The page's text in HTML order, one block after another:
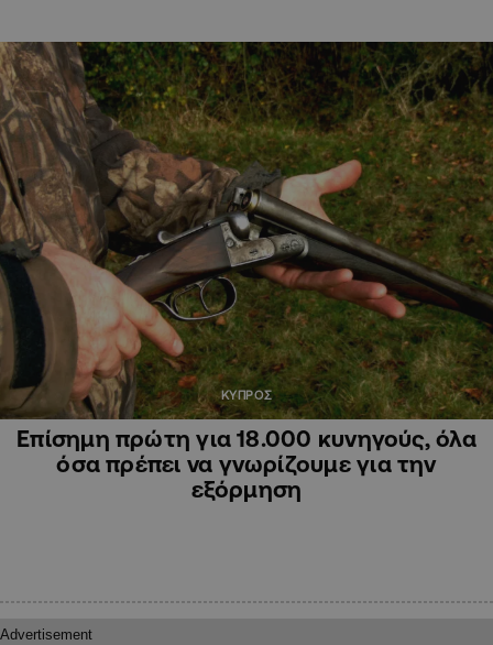
ΚΥΠΡΟΣ
Επίσημη πρώτη για 18.000 κυνηγούς, όλα
όσα πρέπει να γνωρίζουμε για την
εξόρμηση